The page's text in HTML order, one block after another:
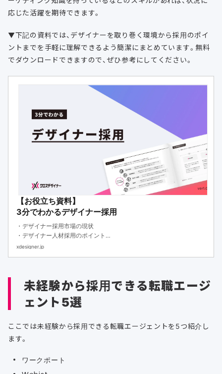
応じた活躍を期待できます。
▼下記の資料では、デザイナーを取り巻く環境から採用のポイ
ントまでを手軽に理解できるよう簡潔にまとめています。無料
でダウンロードできますので、ぜひ参考にしてください。
【お役立ち資料】
3分でわかるデザイナー採用
・デザイナー採用市場の現状
・デザイナー人材採用のポイント
・デザイナーの評価基準と採用フローをまとめました
xdesigner.jp
未経験から採用できる転職エージ
ェント5選
ここでは未経験から採用できる転職エージェントを5つ紹介し
ます。
ワークポート